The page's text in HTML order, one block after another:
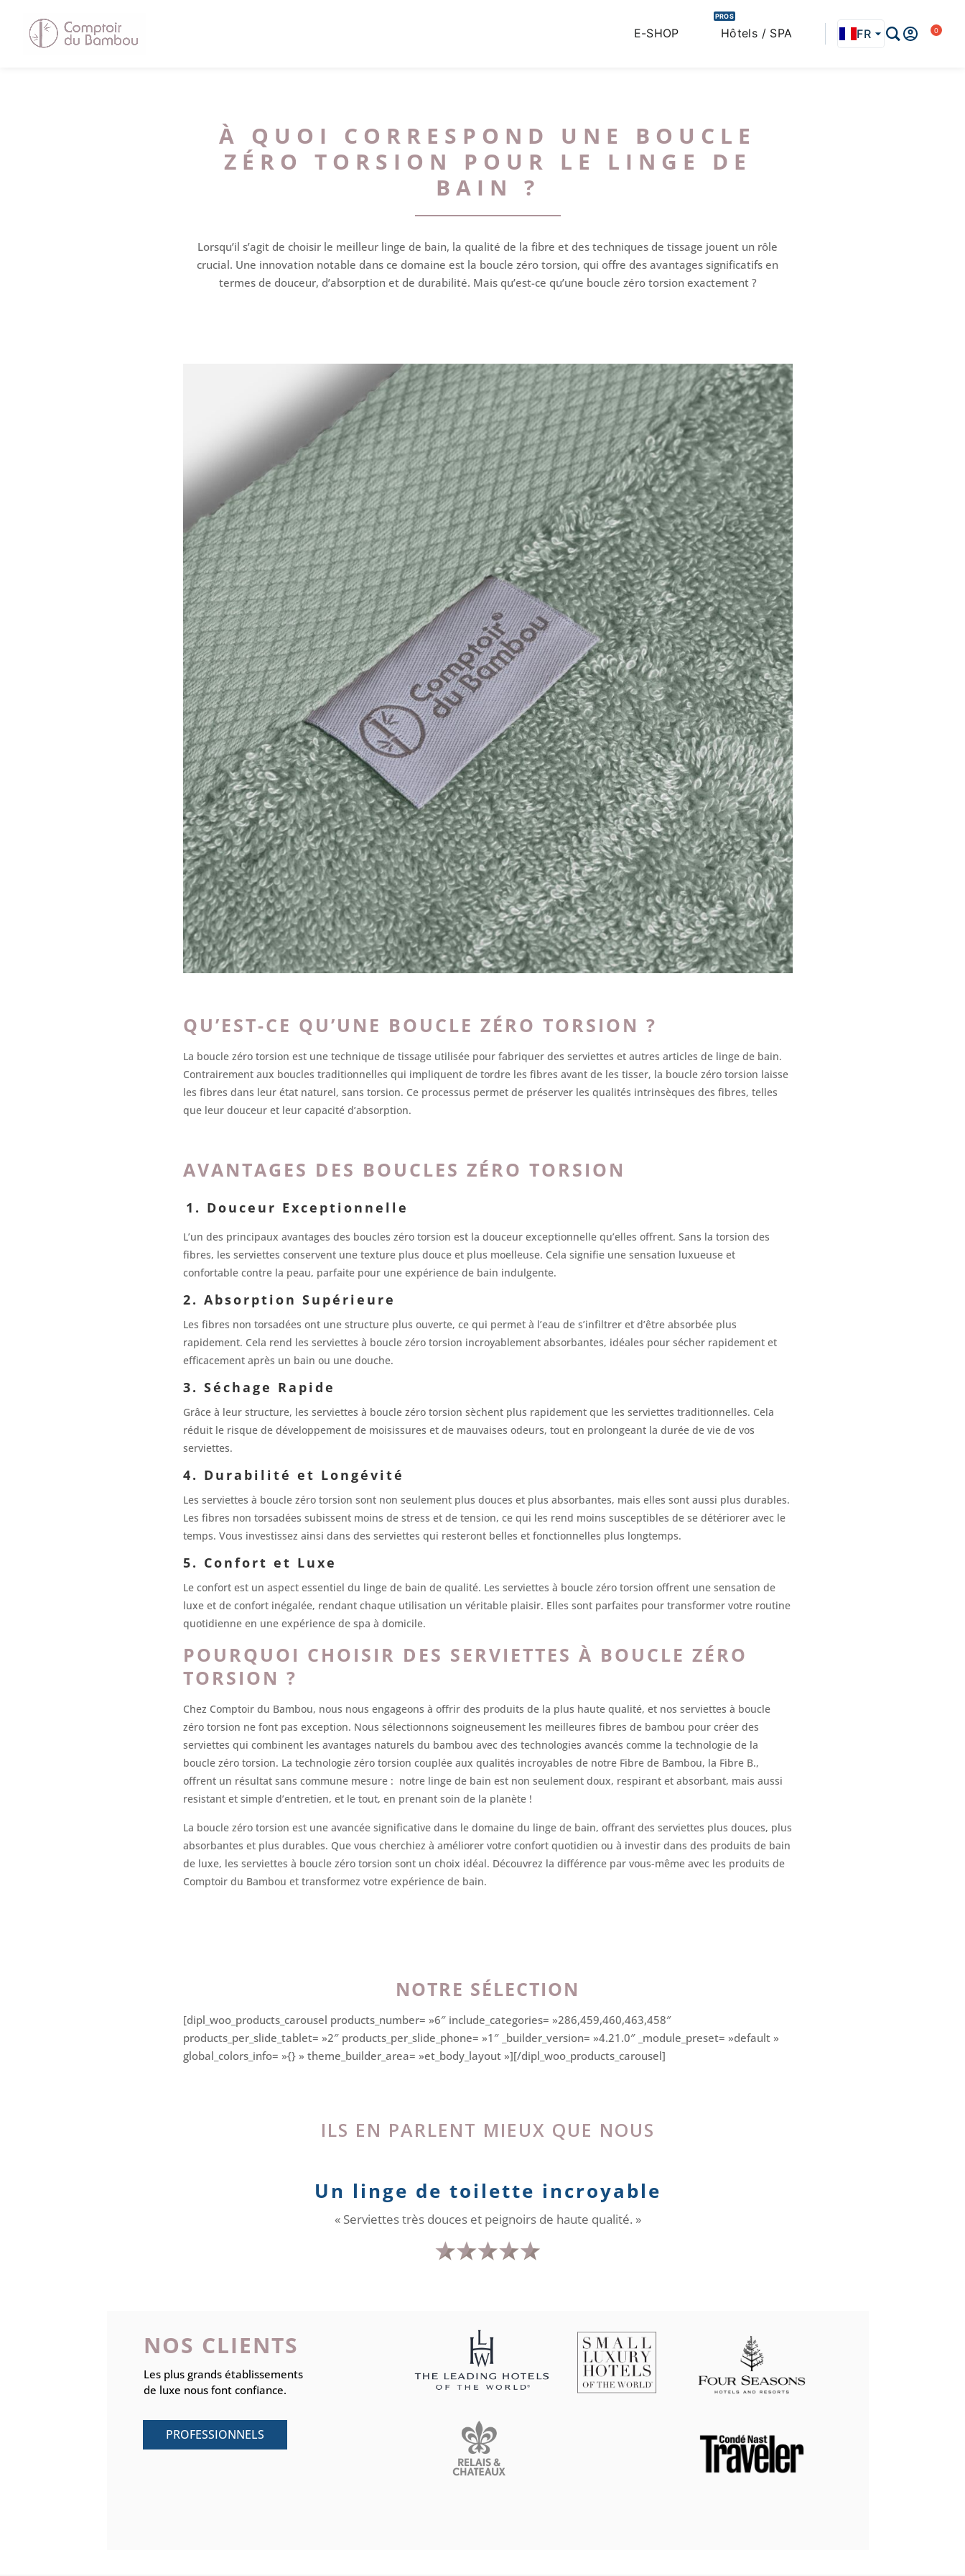
E-SHOP
PROS
Hôtels / SPA
FR
À QUOI CORRESPOND UNE BOUCLE
ZÉRO TORSION POUR LE LINGE DE
BAIN ?
Lorsqu’il s’agit de choisir le meilleur linge de bain, la qualité de la fibre et des techniques de tissage jouent un rôle
crucial. Une innovation notable dans ce domaine est la boucle zéro torsion, qui offre des avantages significatifs en
termes de douceur, d’absorption et de durabilité. Mais qu’est-ce qu’une boucle zéro torsion exactement ?
QU’EST-CE QU’UNE BOUCLE ZÉRO TORSION ?
La boucle zéro torsion est une technique de tissage utilisée pour fabriquer des serviettes et autres articles de linge de bain.
Contrairement aux boucles traditionnelles qui impliquent de tordre les fibres avant de les tisser, la boucle zéro torsion laisse
les fibres dans leur état naturel, sans torsion. Ce processus permet de préserver les qualités intrinsèques des fibres, telles
que leur douceur et leur capacité d’absorption.
AVANTAGES DES BOUCLES ZÉRO TORSION
1. Douceur Exceptionnelle
L’un des principaux avantages des boucles zéro torsion est la douceur exceptionnelle qu’elles offrent. Sans la torsion des
fibres, les serviettes conservent une texture plus douce et plus moelleuse. Cela signifie une sensation luxueuse et
confortable contre la peau, parfaite pour une expérience de bain indulgente.
2. Absorption Supérieure
Les fibres non torsadées ont une structure plus ouverte, ce qui permet à l’eau de s’infiltrer et d’être absorbée plus
rapidement. Cela rend les serviettes à boucle zéro torsion incroyablement absorbantes, idéales pour sécher rapidement et
efficacement après un bain ou une douche.
3. Séchage Rapide
Grâce à leur structure, les serviettes à boucle zéro torsion sèchent plus rapidement que les serviettes traditionnelles. Cela
réduit le risque de développement de moisissures et de mauvaises odeurs, tout en prolongeant la durée de vie de vos
serviettes.
4. Durabilité et Longévité
Les serviettes à boucle zéro torsion sont non seulement plus douces et plus absorbantes, mais elles sont aussi plus durables.
Les fibres non torsadées subissent moins de stress et de tension, ce qui les rend moins susceptibles de se détériorer avec le
temps. Vous investissez ainsi dans des serviettes qui resteront belles et fonctionnelles plus longtemps.
5. Confort et Luxe
Le confort est un aspect essentiel du linge de bain de qualité. Les serviettes à boucle zéro torsion offrent une sensation de
luxe et de confort inégalée, rendant chaque utilisation un véritable plaisir. Elles sont parfaites pour transformer votre routine
quotidienne en une expérience de spa à domicile.
POURQUOI CHOISIR DES SERVIETTES À BOUCLE ZÉRO
TORSION ?
Chez Comptoir du Bambou, nous nous engageons à offrir des produits de la plus haute qualité, et nos serviettes à boucle
zéro torsion ne font pas exception. Nous sélectionnons soigneusement les meilleures fibres de bambou pour créer des
serviettes qui combinent les avantages naturels du bambou avec des technologies avancés comme la technologie de la
boucle zéro torsion. La technologie zéro torsion couplée aux qualités incroyables de notre Fibre de Bambou, la Fibre B.,
offrent un résultat sans commune mesure : notre linge de bain est non seulement doux, respirant et absorbant, mais aussi
resistant et simple d’entretien, et le tout, en prenant soin de la planète !
La boucle zéro torsion est une avancée significative dans le domaine du linge de bain, offrant des serviettes plus douces, plus
absorbantes et plus durables. Que vous cherchiez à améliorer votre confort quotidien ou à investir dans des produits de bain
de luxe, les serviettes à boucle zéro torsion sont un choix idéal. Découvrez la différence par vous-même avec les produits de
Comptoir du Bambou et transformez votre expérience de bain.
NOTRE SÉLECTION
[dipl_woo_products_carousel products_number= »6″ include_categories= »286,459,460,463,458″
products_per_slide_tablet= »2″ products_per_slide_phone= »1″ _builder_version= »4.21.0″ _module_preset= »default »
global_colors_info= »{} » theme_builder_area= »et_body_layout »][/dipl_woo_products_carousel]
ILS EN PARLENT MIEUX QUE NOUS
Un linge de toilette incroyable
« Serviettes très douces et peignoirs de haute qualité. »
NOS CLIENTS
Les plus grands établissements
de luxe nous font confiance.
PROFESSIONNELS